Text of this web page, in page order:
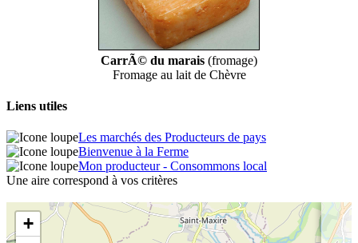
CarrÃ© du marais (fromage)
Fromage au lait de Chèvre
Liens utiles
Les marchés des Producteurs de pays
Bienvenue à la Ferme
Mon producteur - Consommons local
Une aire correspond à vos critères
+